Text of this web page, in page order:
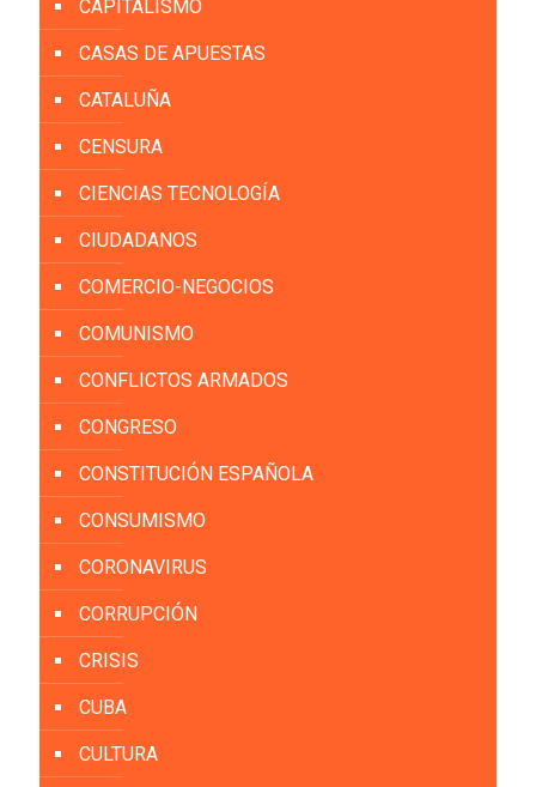
CAPITALISMO
CASAS DE APUESTAS
CATALUÑA
CENSURA
CIENCIAS TECNOLOGÍA
CIUDADANOS
COMERCIO-NEGOCIOS
COMUNISMO
CONFLICTOS ARMADOS
CONGRESO
CONSTITUCIÓN ESPAÑOLA
CONSUMISMO
CORONAVIRUS
CORRUPCIÓN
CRISIS
CUBA
CULTURA